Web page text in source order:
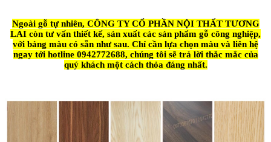
Ngoài gỗ tự nhiên, CÔNG TY CỔ PHẦN NỘI THẤT TƯƠNG
LAI còn tư vấn thiết kế, sản xuất các sản phẩm gỗ công nghiệp,
với bảng màu có sẵn như sau. Chỉ cần lựa chọn màu và liên hệ
ngay tới hotline 0942772688, chúng tôi sẽ trả lời thắc mắc của
quý khách một cách thỏa đáng nhất.